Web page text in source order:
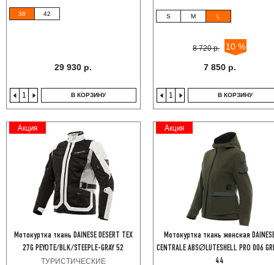
38 42
29 930 р.
В КОРЗИНУ
S M L
8 720 р. 10 %
7 850 р.
В КОРЗИНУ
Акция
Мотокуртка ткань DAINESE DESERT TEX
27G PEYOTE/BLK/STEEPLE-GRAY 52
ТУРИСТИЧЕСКИЕ
Акция
Мотокуртка ткань женская
CENTRALE ABSØLUTESHELL PRO 006
44